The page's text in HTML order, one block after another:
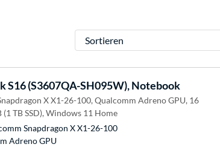
Sortieren
S16 (S3607QA-SH095W), Notebook
X X1-26-100, Qualcomm Adreno GPU, 16
(1 TB SSD), Windows 11 Home
Snapdragon X X1-26-100
Adreno GPU